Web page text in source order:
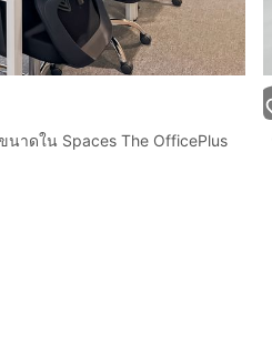
าดใน Spaces The OfficePlus